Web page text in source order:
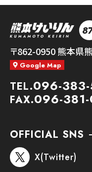
熊本競輪 87
〒862-0950熊本県
Google Map
TEL.096-
FAX.096-
OFFICIAL SNS
X(Twitter)